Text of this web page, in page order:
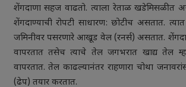
शेंगदाणा सहज वाढतो. त्याला रेताळ खडेमिसळीत
शेंगदाण्याची रोपटी साधारण: छोटीच असतात. त्यात
जमिनीवर पसरणारे आखूड वेल (रनर्स) असतात.
वापरतात तसेच त्याचे तेल जगभरात खाद्य तेल
वापरतात. तेल काढल्यानंतर राहणारा चोथा
(ढेप) तयार करतात.